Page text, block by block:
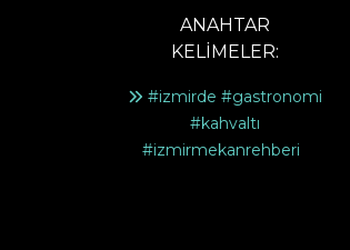
ANAHTAR
KELİMELER:
#izmirde #gastronomi
#kahvaltı
#izmirmekanrehberi